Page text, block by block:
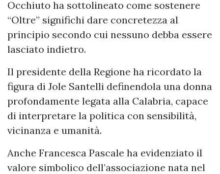
Occhiuto ha sottolineato come sostenere
“Oltre” significhi dare concretezza al
principio secondo cui nessuno debba essere
lasciato indietro.
Il presidente della Regione ha ricordato la
figura di Jole Santelli definendola una donna
profondamente legata alla Calabria, capace
di interpretare la politica con sensibilità,
vicinanza e umanità.
Anche Francesca Pascale ha evidenziato il
valore simbolico dell’associazione nata nel